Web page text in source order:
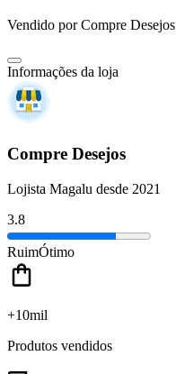
Vendido porCompre Desejos
Informações da loja
Compre Desejos
Lojista Magalu desde 2021
3.8
RuimÓtimo
+10mil
Produtos vendidos